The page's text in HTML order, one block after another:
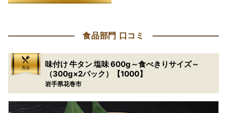
食品部門 口コミ
味付け 牛タン 塩味 600g～食べきりサイズ～
（300g×2パック）【1000】
岩手県花巻市